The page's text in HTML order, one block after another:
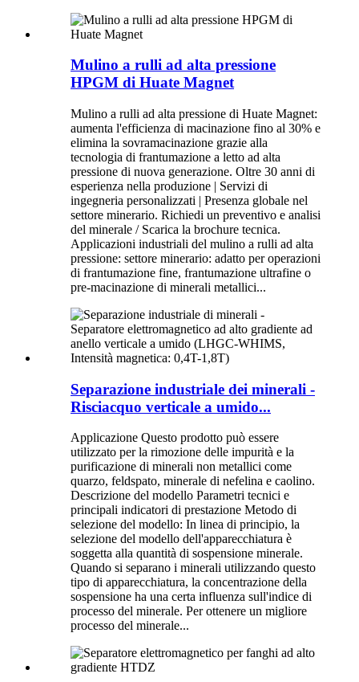
Mulino a rulli ad alta pressione
HPGM di Huate Magnet
Mulino a rulli ad alta pressione di Huate Magnet:
aumenta l'efficienza di macinazione fino al 30% e
elimina la sovramacinazione grazie alla
tecnologia di frantumazione a letto ad alta
pressione di nuova generazione. Oltre 30 anni di
esperienza nella produzione | Servizi di
ingegneria personalizzati | Presenza globale nel
settore minerario. Richiedi un preventivo e analisi
del minerale / Scarica la brochure tecnica.
Applicazioni industriali del mulino a rulli ad alta
pressione: settore minerario: adatto per operazioni
di frantumazione fine, frantumazione ultrafine o
pre-macinazione di minerali metallici...
Separazione industriale dei minerali -
Risciacquo verticale a umido...
Applicazione Questo prodotto può essere
utilizzato per la rimozione delle impurità e la
purificazione di minerali non metallici come
quarzo, feldspato, minerale di nefelina e caolino.
Descrizione del modello Parametri tecnici e
principali indicatori di prestazione Metodo di
selezione del modello: In linea di principio, la
selezione del modello dell'apparecchiatura è
soggetta alla quantità di sospensione minerale.
Quando si separano i minerali utilizzando questo
tipo di apparecchiatura, la concentrazione della
sospensione ha una certa influenza sull'indice di
processo del minerale. Per ottenere un migliore
processo del minerale...